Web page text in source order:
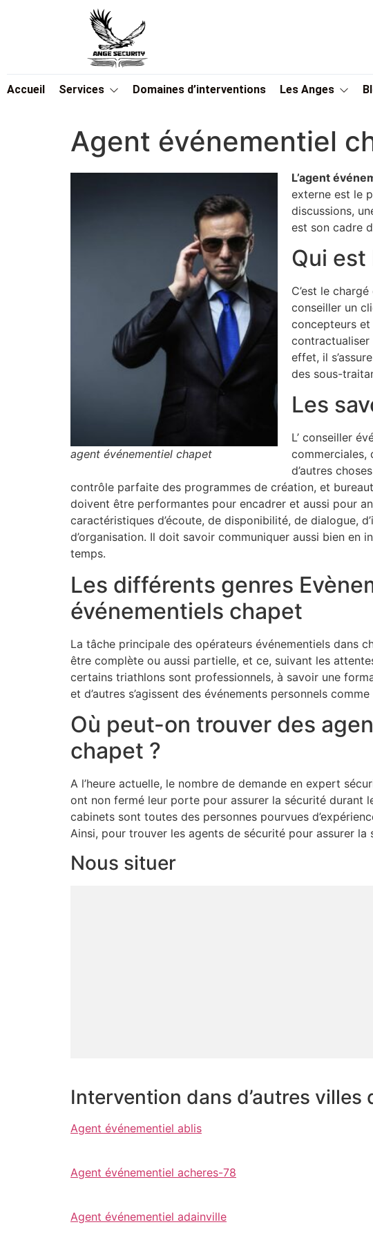
Accueil Services Domaines d’interventions Les Anges
Agent événementiel
agent événementiel chapet
L’agent
externe est le
discussions,
est son cadre
Qui est
C’est le
conseiller un
concepteurs et
contractualiser
effet, il
des sous-
Les
L’ conseiller
commerciales,
d’autres
contrôle parfaite des programmes de création, et
doivent être performantes pour encadrer et aussi pour
caractéristiques d’écoute, de disponibilité, de dialogue,
d’organisation. Il doit savoir communiquer aussi bien
temps.
Les différents genres
événementiels chapet
La tâche principale des opérateurs événementiels dans
être complète ou aussi partielle, et ce, suivant les
certains triathlons sont professionnels, à savoir une
et d’autres s’agissent des événements personnels
Où peut-on trouver des
chapet ?
A l’heure actuelle, le nombre de demande en expert
ont non fermé leur porte pour assurer la sécurité durant
cabinets sont toutes des personnes pourvues
Ainsi, pour trouver les agents de sécurité pour assurer
Nous situer
Intervention dans d’autres
Agent événementiel ablis
Agent événementiel acheres-78
Agent événementiel adainville